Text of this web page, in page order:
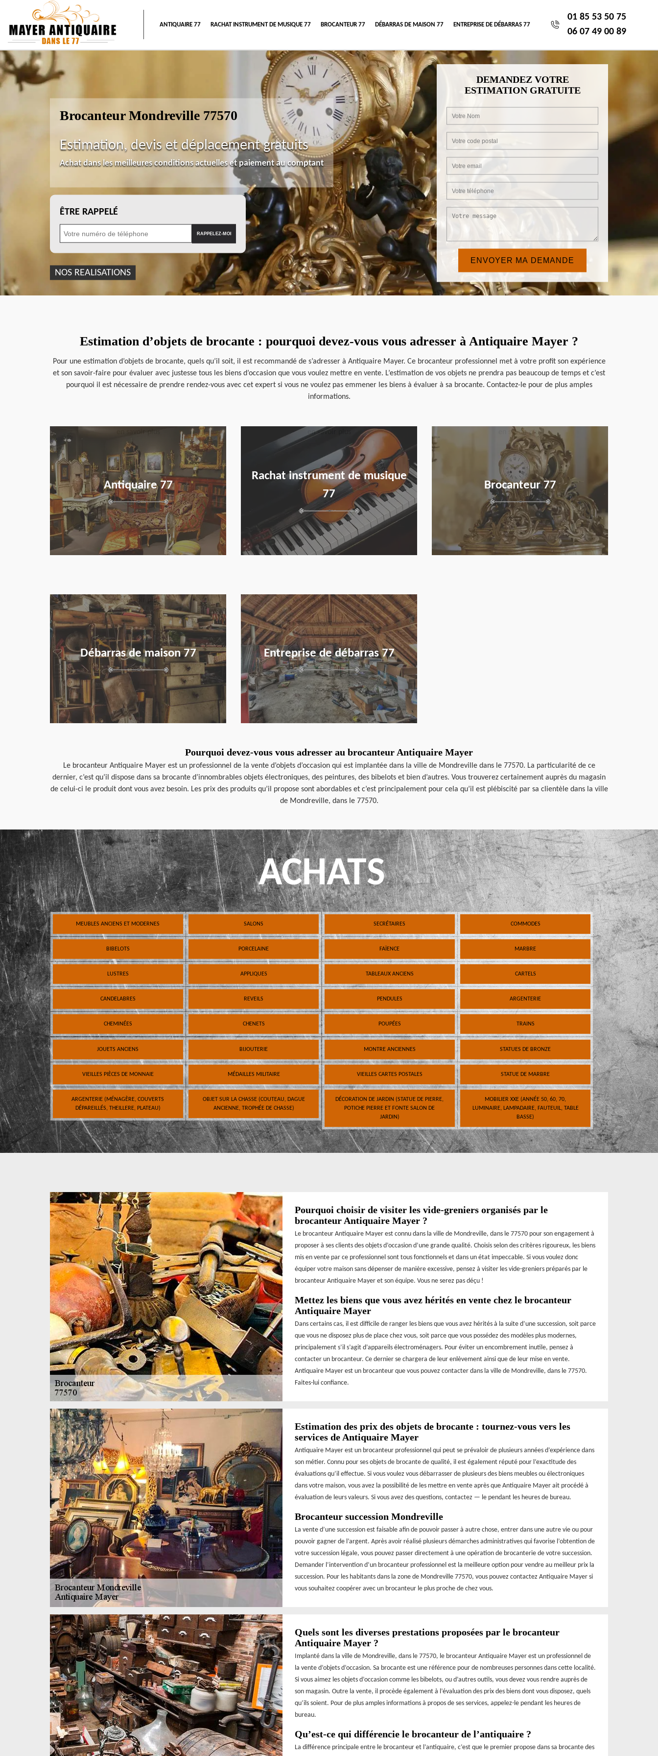
ANTIQUAIRE 77 RACHAT INSTRUMENT DE MUSIQUE 77 BROCANTEUR 77 DÉBARRAS DE MAISON 77 ENTREPRISE DE DÉBARRAS 77
01 85 53 50 75
06 07 49 00 89
Brocanteur Mondreville 77570
Estimation, devis et déplacement gratuits
Achat dans les meilleures conditions actuelles et paiement au comptant
ÊTRE RAPPELÉ
NOS REALISATIONS
DEMANDEZ VOTRE
ESTIMATION GRATUITE
Estimation d’objets de brocante : pourquoi devez-vous vous adresser à Antiquaire Mayer ?
Pour une estimation d’objets de brocante, quels qu’il soit, il est recommandé de s’adresser à Antiquaire Mayer. Ce brocanteur professionnel met à votre profit son expérience
et son savoir-faire pour évaluer avec justesse tous les biens d’occasion que vous voulez mettre en vente. L’estimation de vos objets ne prendra pas beaucoup de temps et c’est
pourquoi il est nécessaire de prendre rendez-vous avec cet expert si vous ne voulez pas emmener les biens à évaluer à sa brocante. Contactez-le pour de plus amples
informations.
Antiquaire 77
Rachat instrument de musique
77
en savoir plus
Brocanteur 77
en savoir plus
Débarras de maison 77
en savoir plus
Entreprise de débarras 77
en savoir plus
Pourquoi devez-vous vous adresser au brocanteur Antiquaire Mayer
Le brocanteur Antiquaire Mayer est un professionnel de la vente d’objets d’occasion qui est implantée dans la ville de Mondreville dans le 77570. La particularité de ce
dernier, c’est qu’il dispose dans sa brocante d’innombrables objets électroniques, des peintures, des bibelots et bien d’autres. Vous trouverez certainement auprès du magasin
de celui-ci le produit dont vous avez besoin. Les prix des produits qu’il propose sont abordables et c’est principalement pour cela qu’il est plébiscité par sa clientèle dans la ville
de Mondreville, dans le 77570.
ACHATS
MEUBLES ANCIENS ET MODERNES SALONS SECRÉTAIRES COMMODES
BIBELOTS PORCELAINE FAÏENCE MARBRE
LUSTRES APPLIQUES TABLEAUX ANCIENS CARTELS
CANDELABRES REVEILS PENDULES ARGENTERIE
CHEMINÉES CHENETS POUPÉES TRAINS
JOUETS ANCIENS BIJOUTERIE MONTRE ANCIENNES STATUES DE BRONZE
VIEILLES PIÈCES DE MONNAIE MÉDAILLES MILITAIRE VIEILLES CARTES POSTALES STATUE DE MARBRE
ARGENTERIE (MÉNAGÈRE, COUVERTS
DÉPAREILLÉS, THEILLERE, PLATEAU)
OBJET SUR LA CHASSE (COUTEAU, DAGUE
ANCIENNE, TROPHÉE DE CHASSE)
DÉCORATION DE JARDIN (STATUE DE PIERRE,
POTICHE PIERRE ET FONTE SALON DE
JARDIN)
MOBILIER XXE (ANNÉE 50, 60, 70,
LUMINAIRE, LAMPADAIRE, FAUTEUIL, TABLE
BASSE)
Pourquoi choisir de visiter les vide-greniers organisés par le
brocanteur Antiquaire Mayer ?
Le brocanteur Antiquaire Mayer est connu dans la ville de Mondreville, dans le 77570 pour son engagement à
proposer à ses clients des objets d’occasion d’une grande qualité. Choisis selon des critères rigoureux, les biens
mis en vente par ce professionnel sont tous fonctionnels et dans un état impeccable. Si vous voulez donc
équiper votre maison sans dépenser de manière excessive, pensez à visiter les vide-greniers préparés par le
brocanteur Antiquaire Mayer et son équipe. Vous ne serez pas déçu !
Mettez les biens que vous avez hérités en vente chez le brocanteur
Antiquaire Mayer
Dans certains cas, il est difficile de ranger les biens que vous avez hérités à la suite d’une succession, soit parce
que vous ne disposez plus de place chez vous, soit parce que vous possédez des modèles plus modernes,
principalement s’il s’agit d’appareils électroménagers. Pour éviter un encombrement inutile, pensez à
contacter un brocanteur. Ce dernier se chargera de leur enlèvement ainsi que de leur mise en vente.
Antiquaire Mayer est un brocanteur que vous pouvez contacter dans la ville de Mondreville, dans le 77570.
Faites-lui confiance.
Estimation des prix des objets de brocante : tournez-vous vers les
services de Antiquaire Mayer
Antiquaire Mayer est un brocanteur professionnel qui peut se prévaloir de plusieurs années d’expérience dans
son métier. Connu pour ses objets de brocante de qualité, il est également réputé pour l’exactitude des
évaluations qu’il effectue. Si vous voulez vous débarrasser de plusieurs des biens meubles ou électroniques
dans votre maison, vous avez la possibilité de les mettre en vente après que Antiquaire Mayer ait procédé à
évaluation de leurs valeurs. Si vous avez des questions, contactez — le pendant les heures de bureau.
Brocanteur succession Mondreville
La vente d’une succession est faisable afin de pouvoir passer à autre chose, entrer dans une autre vie ou pour
pouvoir gagner de l’argent. Après avoir réalisé plusieurs démarches administratives qui favorise l’obtention de
votre succession légale, vous pouvez passer directement à une opération de brocanterie de votre succession.
Demander l’intervention d’un brocanteur professionnel est la meilleure option pour vendre au meilleur prix la
succession. Pour les habitants dans la zone de Mondreville 77570, vous pouvez contactez Antiquaire Mayer si
vous souhaitez coopérer avec un brocanteur le plus proche de chez vous.
Quels sont les diverses prestations proposées par le brocanteur
Antiquaire Mayer ?
Implanté dans la ville de Mondreville, dans le 77570, le brocanteur Antiquaire Mayer est un professionnel de
la vente d’objets d’occasion. Sa brocante est une référence pour de nombreuses personnes dans cette localité.
Si vous aimez les objets d’occasion comme les bibelots, ou d’autres outils, vous devez vous rendre auprès de
son magasin. Outre la vente, il procède également à l’évaluation des prix des biens dont vous disposez, quels
qu’ils soient. Pour de plus amples informations à propos de ses services, appelez-le pendant les heures de
bureau.
Qu’est-ce qui différencie le brocanteur de l’antiquaire ?
La différence principale entre le brocanteur et l’antiquaire, c’est que le premier propose dans sa brocante des